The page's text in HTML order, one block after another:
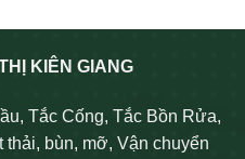
KIÊN GIANG
Tắc Cống, Tắc Bồn Rửa,
thải, bùn, mỡ, Vận chuyển